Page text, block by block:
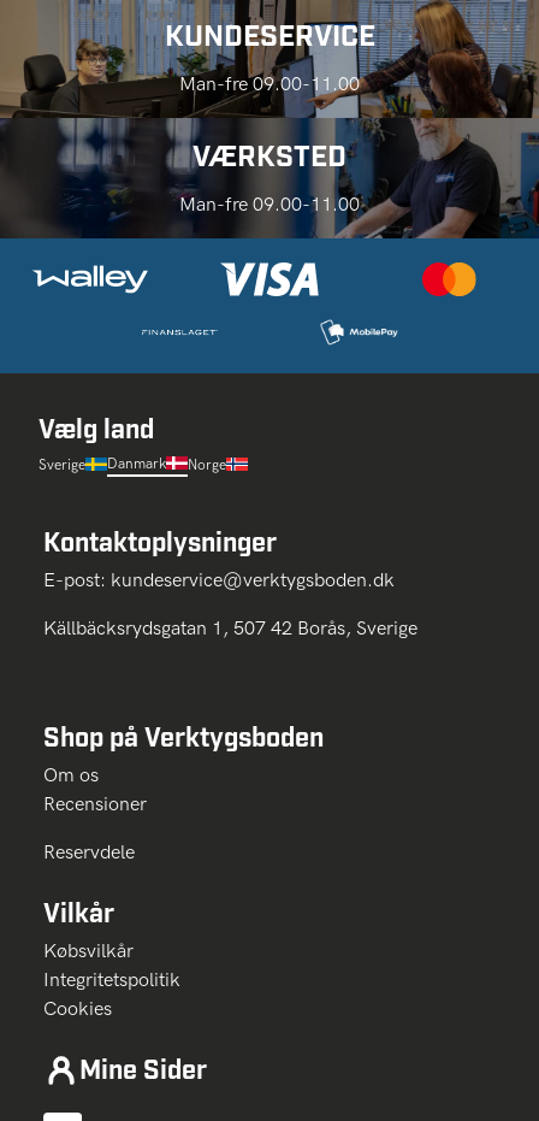
KUNDESERVICE
Man-fre 09.00-11.00
VÆRKSTED
Man-fre 09.00-11.00
Vælg land
Sverige Danmark Norge
Kontaktoplysninger
E-post: kundeservice@verktygsboden.dk
Källbäcksrydsgatan 1, 507 42 Borås, Sverige
Shop på Verktygsboden
Om os
Recensioner
Reservdele
Vilkår
Købsvilkår
Integritetspolitik
Cookies
Mine Sider